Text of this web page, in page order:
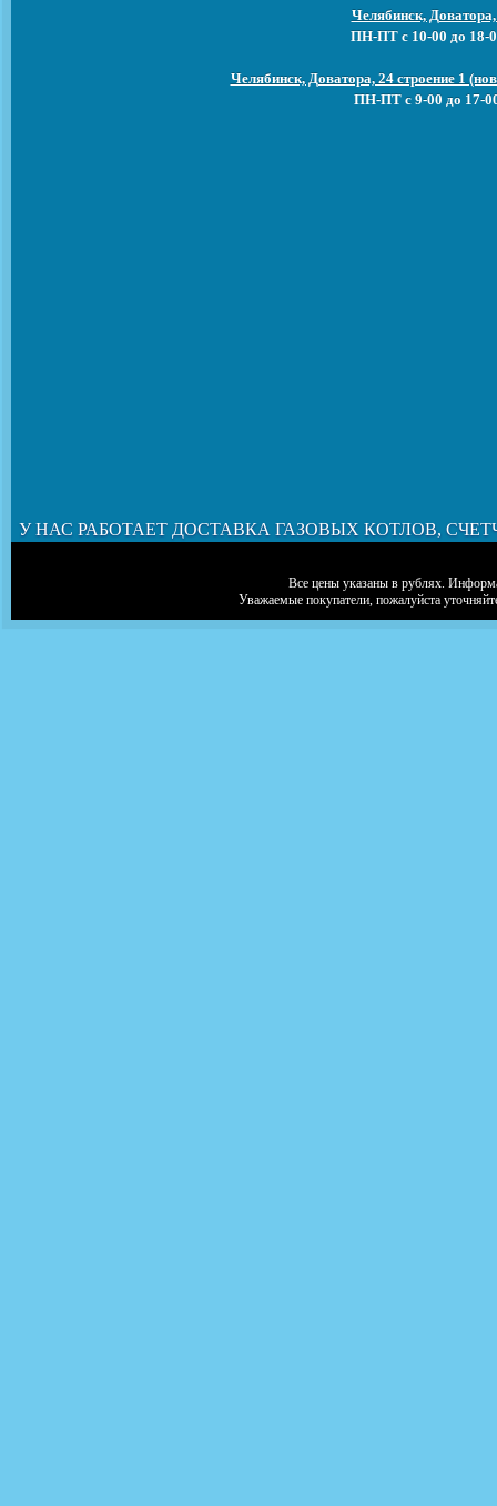
Челябинск,
ПН-ПТ с 10-00 до 18-
Челябинск, Доватора, 24 строение 1
ПН-ПТ с 9-00 до 17-
У НАС РАБОТАЕТ ДОСТАВКА ГАЗОВЫХ КОТЛОВ,
Все цены указаны в рублях.
Уважаемые покупатели, пожалуйста